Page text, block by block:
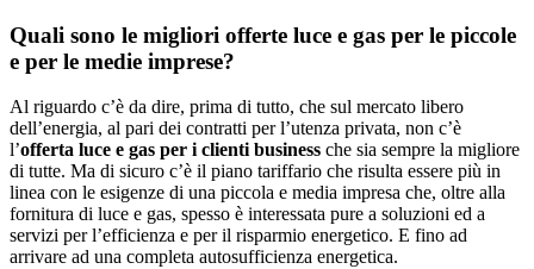
Quali sono le migliori offerte luce e gas per le piccole
e per le medie imprese?
Al riguardo c’è da dire, prima di tutto, che sul mercato libero
dell’energia, al pari dei contratti per l’utenza privata, non c’è
l’offerta luce e gas per i clienti business che sia sempre la migliore
di tutte. Ma di sicuro c’è il piano tariffario che risulta essere più in
linea con le esigenze di una piccola e media impresa che, oltre alla
fornitura di luce e gas, spesso è interessata pure a soluzioni ed a
servizi per l’efficienza e per il risparmio energetico. E fino ad
arrivare ad una completa autosufficienza energetica.